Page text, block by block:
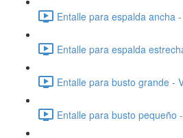
Entalle para espalda ancha
Entalle para espalda
Entalle para busto grande -
Entalle para busto pequeño